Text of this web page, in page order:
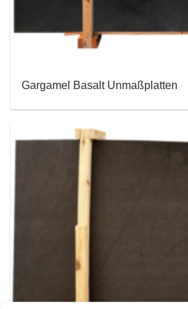
Gargamel Basalt Unmaßplatten